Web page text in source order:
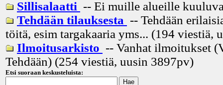
Sillisalaatti -- Ei muille alueille
Tehdään tilauksesta -- Tehdään
töitä, esim targakaaria yms... (194 viestiä,
Ilmoitusarkisto -- Vanhat ilmoitukset
Tehdään) (254 viestiä, uusin 3897pv)
Etsi suoraan keskusteluista: